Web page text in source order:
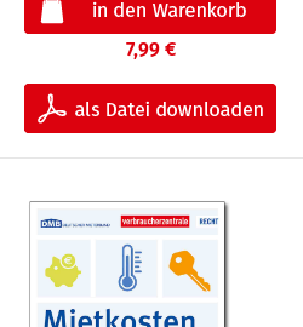
7,99 €